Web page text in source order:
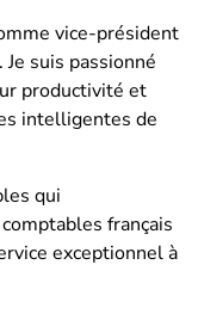
vice-président
suis passionné
productivité et
intelligentes de
qui
français
exceptionnel à